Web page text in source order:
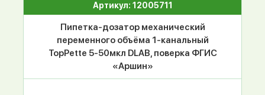
Артикул: 12005711
Пипетка-дозатор механический
переменного объёма 1-канальный
TopPette 5-50мкл DLAB, поверка ФГИС
«Аршин»